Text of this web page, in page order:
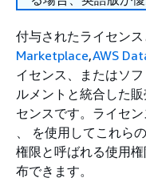
付与されたライセン
Marketplace,AWS
イセンス、またはソ
ルメントと統合した
センスです。ライセ
、 を使用してこれら
権限と呼ばれる使用
布できます。